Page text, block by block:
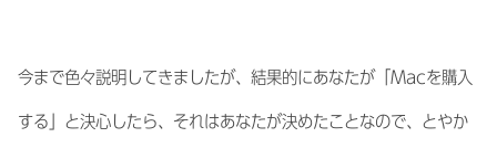
今まで色々説明してきましたが、結果的にあなたが「Macを購入
する」と決心したら、それはあなたが決めたことなので、とやか